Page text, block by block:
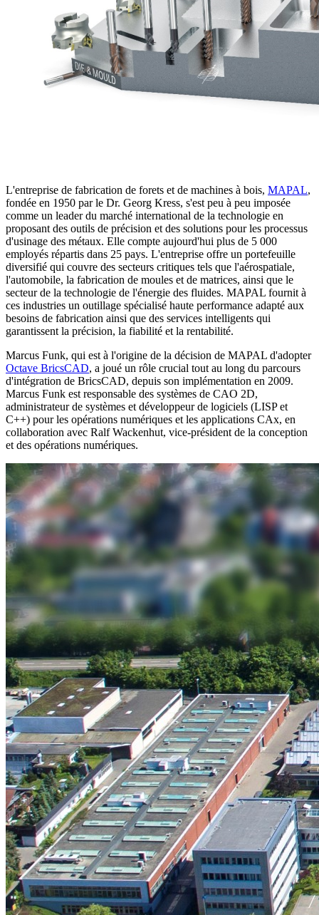
L'entreprise de fabrication de forets et de machines à bois, MAPAL,
fondée en 1950 par le Dr. Georg Kress, s'est peu à peu imposée
comme un leader du marché international de la technologie en
proposant des outils de précision et des solutions pour les processus
d'usinage des métaux. Elle compte aujourd'hui plus de 5 000
employés répartis dans 25 pays. L'entreprise offre un portefeuille
diversifié qui couvre des secteurs critiques tels que l'aérospatiale,
l'automobile, la fabrication de moules et de matrices, ainsi que le
secteur de la technologie de l'énergie des fluides. MAPAL fournit à
ces industries un outillage spécialisé haute performance adapté aux
besoins de fabrication ainsi que des services intelligents qui
garantissent la précision, la fiabilité et la rentabilité.
Marcus Funk, qui est à l'origine de la décision de MAPAL d'adopter
Octave BricsCAD, a joué un rôle crucial tout au long du parcours
d'intégration de BricsCAD, depuis son implémentation en 2009.
Marcus Funk est responsable des systèmes de CAO 2D,
administrateur de systèmes et développeur de logiciels (LISP et
C++) pour les opérations numériques et les applications CAx, en
collaboration avec Ralf Wackenhut, vice-président de la conception
et des opérations numériques.